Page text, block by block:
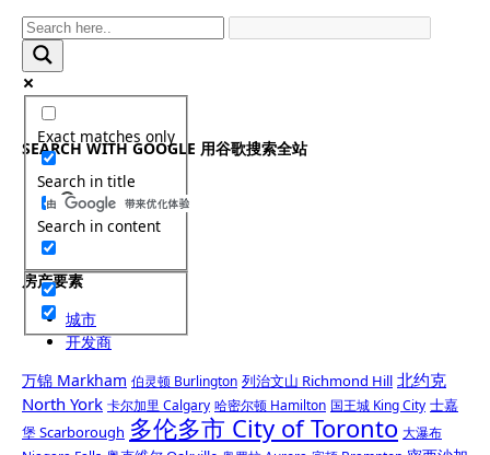
Exact matches only
Search in title
Search in content
SEARCH WITH GOOGLE 用谷歌搜索全站
房产要素
城市
开发商
万锦 Markham 伯灵顿 Burlington 列治文山 Richmond Hill 北约克
North York 卡尔加里 Calgary 哈密尔顿 Hamilton 国王城 King City 士嘉
堡 Scarborough 多伦多市 City of Toronto 大瀑布